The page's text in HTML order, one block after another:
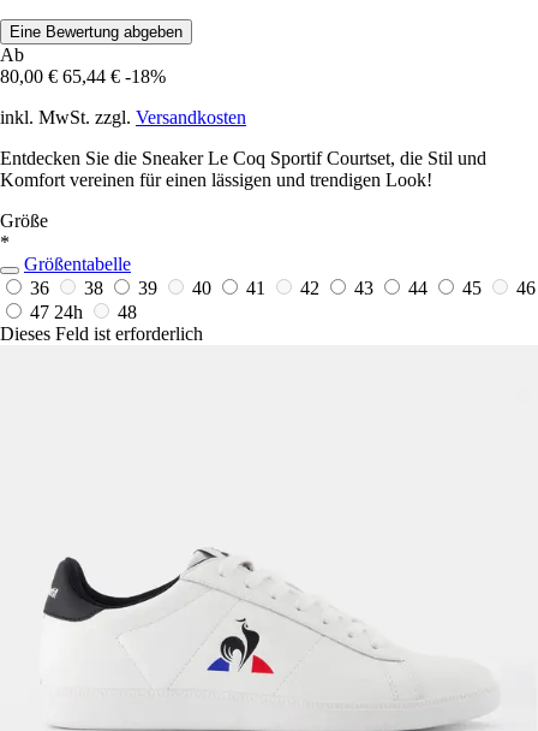
Eine Bewertung abgeben
Ab
80,00 € 65,44 € -18%
inkl. MwSt. zzgl. Versandkosten
Entdecken Sie die Sneaker Le Coq Sportif Courtset, die Stil und
Komfort vereinen für einen lässigen und trendigen Look!
Größe
*
Größentabelle
36
38 39 40 41 42 43 44 45
46
47 24h
48
Dieses Feld ist erforderlich